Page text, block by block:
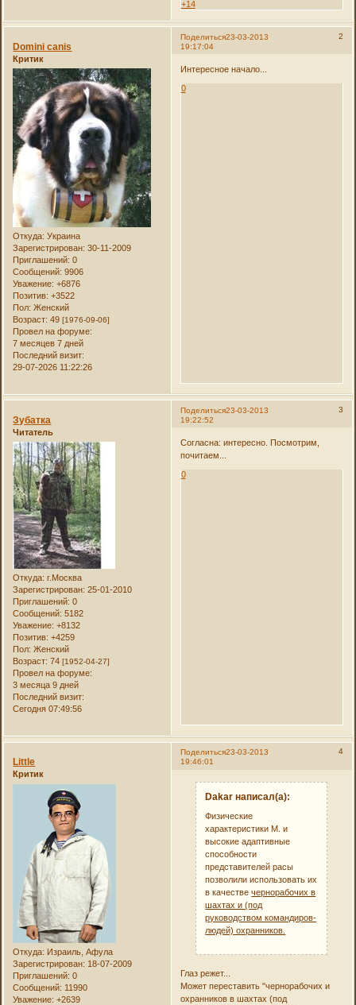
+14
Поделиться 2
23-03-2013
19:17:04
Domini canis
Критик
Откуда: Украина
Зарегистрирован: 30-11-2009
Приглашений: 0
Сообщений: 9906
Уважение: +6876
Позитив: +3522
Пол: Женский
Возраст: 49[1976-09-06]
Провел на форуме:
7 месяцев 7 дней
Последний визит:
29-07-2026 11:22:26
Интересное начало...
0
Поделиться 3
23-03-2013
19:22:52
Зубатка
Читатель
Откуда: г.Москва
Зарегистрирован: 25-01-2010
Приглашений: 0
Сообщений: 5182
Уважение: +8132
Позитив: +4259
Пол: Женский
Возраст: 74[1952-04-27]
Провел на форуме:
3 месяца 9 дней
Последний визит:
Сегодня 07:49:56
Согласна: интересно. Посмотрим,
почитаем...
0
Поделиться 4
23-03-2013
19:46:01
Little
Критик
Откуда: Израиль, Афула
Зарегистрирован: 18-07-2009
Приглашений: 0
Сообщений: 11990
Уважение: +2639
Dakar написал(а):
Физические
характеристики М. и
высокие адаптивные
способности
представителей расы
позволили использовать их
в качествечернорабочих в
шахтах и (под
руководством командиров-
людей) охранников.
Глаз режет...
Может переставить "чернорабочих и
охранников в шахтах (под